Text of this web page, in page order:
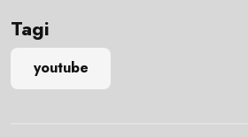
Tagi
youtube